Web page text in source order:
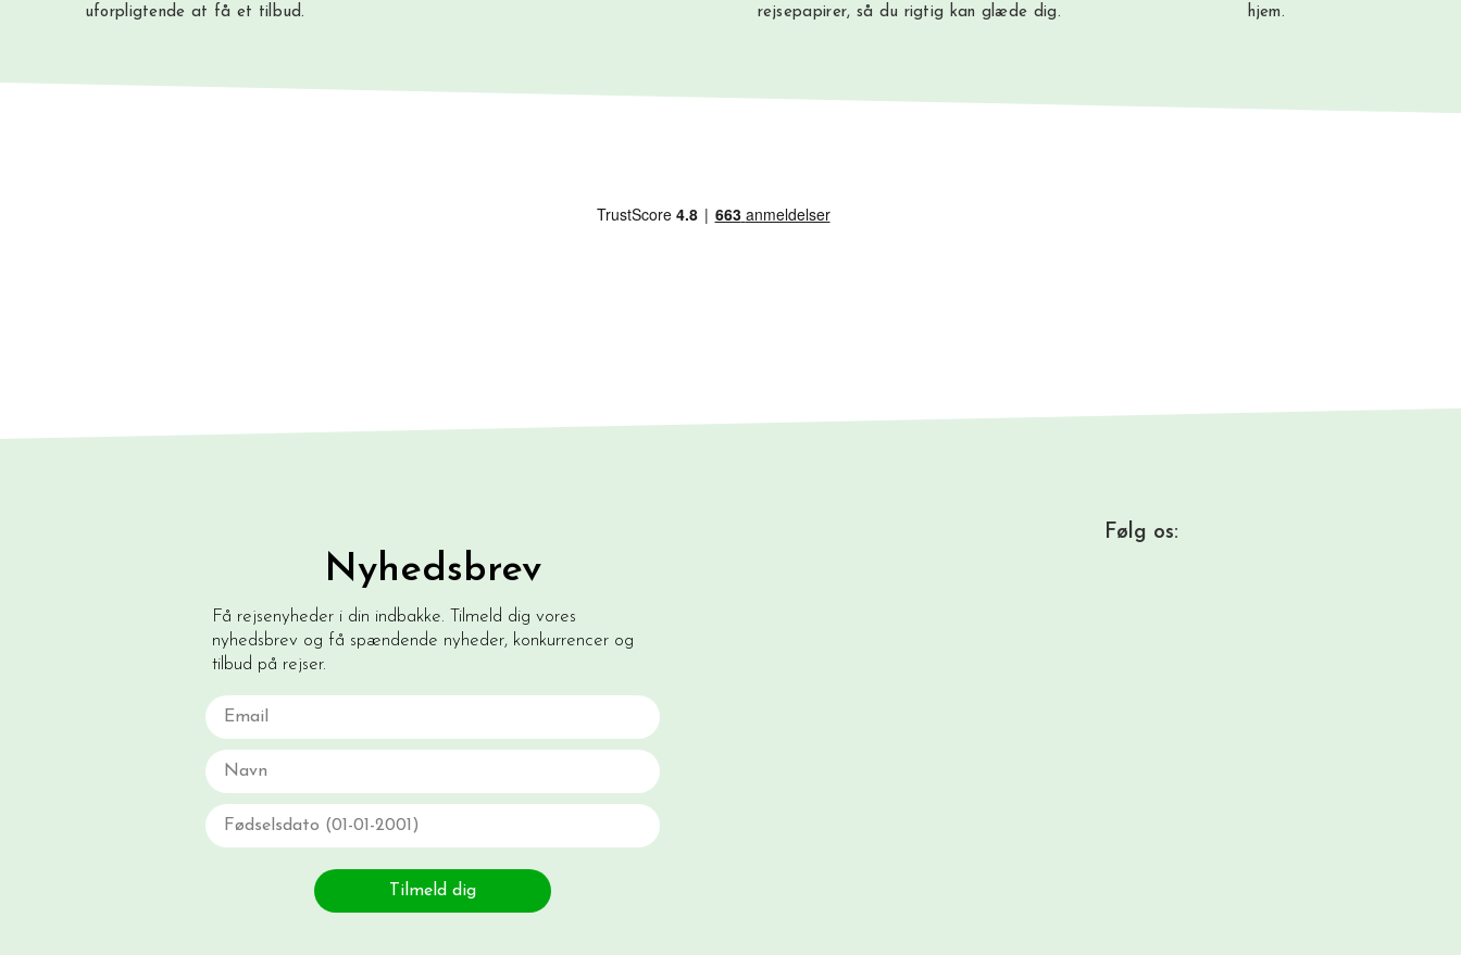
uforpligtende at få et tilbud.
rejsepapirer, så du rigtig kan glæde dig.
hjem.
Nyhedsbrev
Få rejsenyheder i din indbakke. Tilmeld dig vores
nyhedsbrev og få spændende nyheder, konkurrencer og
tilbud på rejser.
Email
Navn
Fødselsdato
Tilmeld dig
Følg os: